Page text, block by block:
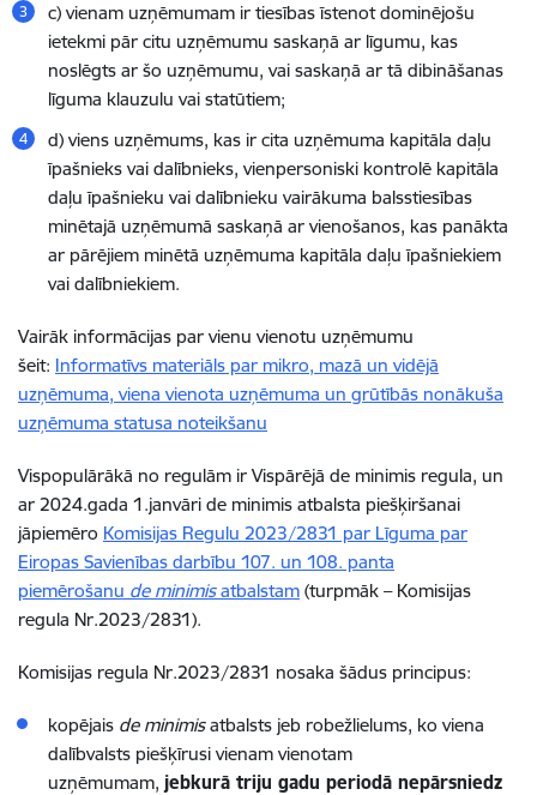
c) vienam uzņēmumam ir tiesības īstenot dominējošu
ietekmi pār citu uzņēmumu saskaņā ar līgumu, kas
noslēgts ar šo uzņēmumu, vai saskaņā ar tā dibināšanas
līguma klauzulu vai statūtiem;
d) viens uzņēmums, kas ir cita uzņēmuma kapitāla daļu
īpašnieks vai dalībnieks, vienpersoniski kontrolē kapitāla
daļu īpašnieku vai dalībnieku vairākuma balsstiesības
minētajā uzņēmumā saskaņā ar vienošanos, kas panākta
ar pārējiem minētā uzņēmuma kapitāla daļu īpašniekiem
vai dalībniekiem.
Vairāk informācijas par vienu vienotu uzņēmumu
šeit: Informatīvs materiāls par mikro, mazā un vidējā
uzņēmuma, viena vienota uzņēmuma un grūtībās nonākuša
uzņēmuma statusa noteikšanu
Vispopulārākā no regulām ir Vispārējā de minimis regula, un
ar 2024.gada 1.janvāri de minimis atbalsta piešķiršanai
jāpiemēro Komisijas Regulu 2023/2831 par Līguma par
Eiropas Savienības darbību 107. un 108. panta
piemērošanu de minimisatbalstam (turpmāk – Komisijas
regula Nr.2023/2831).
Komisijas regula Nr.2023/2831 nosaka šādus principus:
kopējais de minimisatbalsts jeb robežlielums, ko viena
dalībvalsts piešķīrusi vienam vienotam
uzņēmumam, jebkurā triju gadu periodā nepārsniedz